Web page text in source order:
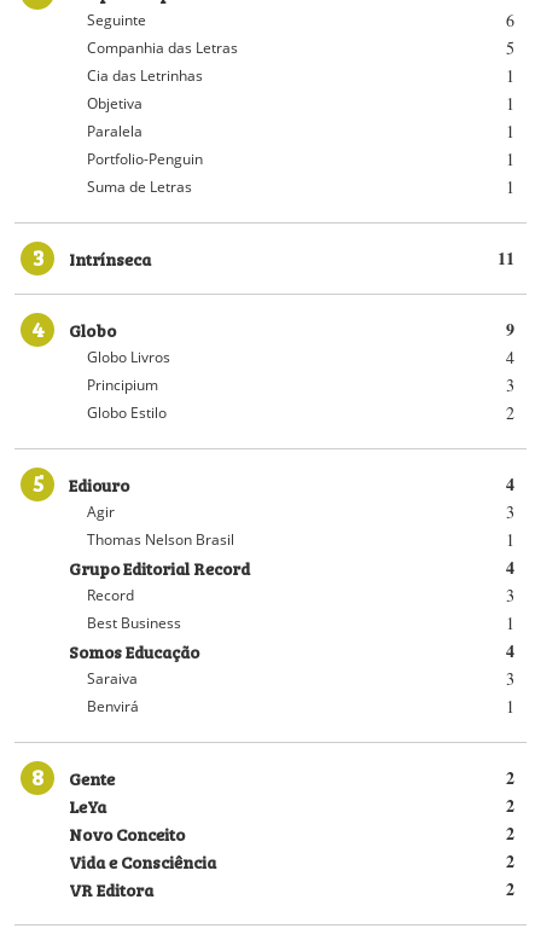
6
Seguinte
5
Companhia das Letras
1
Cia das Letrinhas
1
Objetiva
1
Paralela
1
Portfolio-Penguin
1
Suma de Letras
3 11
Intrínseca
4 9
Globo
4
Globo Livros
3
Principium
2
Globo Estilo
5 4
Ediouro
3
Agir
1
Thomas Nelson Brasil
4
Grupo Editorial Record
3
Record
1
Best Business
4
Somos Educação
3
Saraiva
1
Benvirá
8 2
Gente
2
LeYa
2
Novo Conceito
2
Vida e Consciência
2
VR Editora